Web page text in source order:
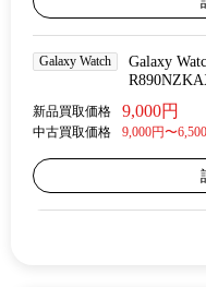
Galaxy Watch
Galaxy
新品買取価格 9,000円
中古買取価格 9,000円〜